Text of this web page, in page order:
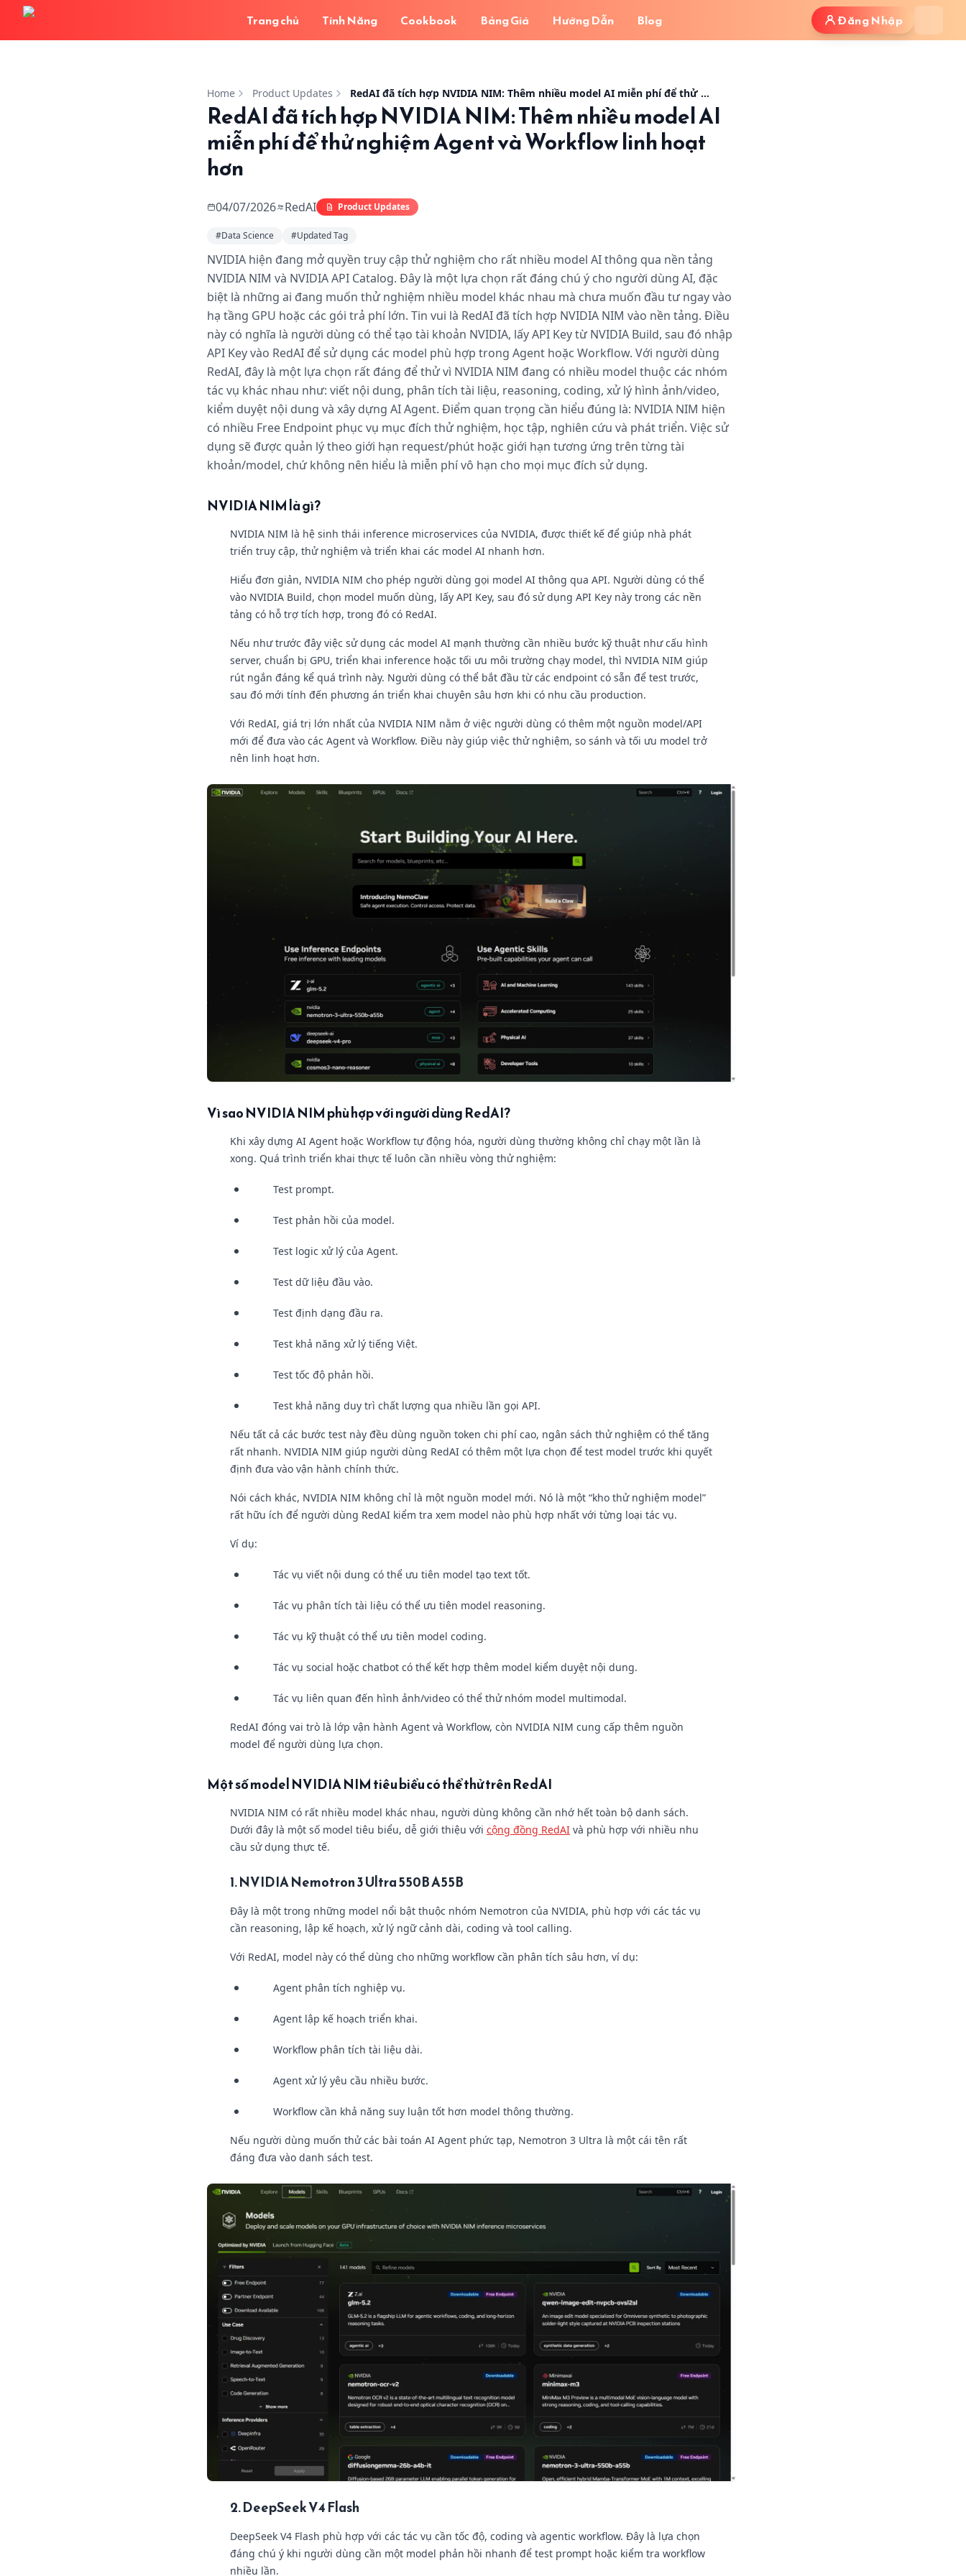
Trang chủ Tính Năng Cookbook Bảng Giá Hướng Dẫn Blog Đăng Nhập
Home Product Updates RedAI đã tích hợp NVIDIA NIM: Thêm nhiều model AI miễn phí để thử nghiệm Agent và Workflow linh hoạt hơn
RedAI đã tích hợp NVIDIA NIM: Thêm nhiều model AI
miễn phí để thử nghiệm Agent và Workflow linh hoạt
hơn
04/07/2026 RedAI Product Updates
#Data Science #Updated Tag
NVIDIA hiện đang mở quyền truy cập thử nghiệm cho rất nhiều model AI thông qua nền tảng
NVIDIA NIM và NVIDIA API Catalog. Đây là một lựa chọn rất đáng chú ý cho người dùng AI, đặc
biệt là những ai đang muốn thử nghiệm nhiều model khác nhau mà chưa muốn đầu tư ngay vào
hạ tầng GPU hoặc các gói trả phí lớn. Tin vui là RedAI đã tích hợp NVIDIA NIM vào nền tảng. Điều
này có nghĩa là người dùng có thể tạo tài khoản NVIDIA, lấy API Key từ NVIDIA Build, sau đó nhập
API Key vào RedAI để sử dụng các model phù hợp trong Agent hoặc Workflow. Với người dùng
RedAI, đây là một lựa chọn rất đáng để thử vì NVIDIA NIM đang có nhiều model thuộc các nhóm
tác vụ khác nhau như: viết nội dung, phân tích tài liệu, reasoning, coding, xử lý hình ảnh/video,
kiểm duyệt nội dung và xây dựng AI Agent. Điểm quan trọng cần hiểu đúng là: NVIDIA NIM hiện
có nhiều Free Endpoint phục vụ mục đích thử nghiệm, học tập, nghiên cứu và phát triển. Việc sử
dụng sẽ được quản lý theo giới hạn request/phút hoặc giới hạn tương ứng trên từng tài
khoản/model, chứ không nên hiểu là miễn phí vô hạn cho mọi mục đích sử dụng.
NVIDIA NIM là gì?
NVIDIA NIM là hệ sinh thái inference microservices của NVIDIA, được thiết kế để giúp nhà phát
triển truy cập, thử nghiệm và triển khai các model AI nhanh hơn.
Hiểu đơn giản, NVIDIA NIM cho phép người dùng gọi model AI thông qua API. Người dùng có thể
vào NVIDIA Build, chọn model muốn dùng, lấy API Key, sau đó sử dụng API Key này trong các nền
tảng có hỗ trợ tích hợp, trong đó có RedAI.
Nếu như trước đây việc sử dụng các model AI mạnh thường cần nhiều bước kỹ thuật như cấu hình
server, chuẩn bị GPU, triển khai inference hoặc tối ưu môi trường chạy model, thì NVIDIA NIM giúp
rút ngắn đáng kể quá trình này. Người dùng có thể bắt đầu từ các endpoint có sẵn để test trước,
sau đó mới tính đến phương án triển khai chuyên sâu hơn khi có nhu cầu production.
Với RedAI, giá trị lớn nhất của NVIDIA NIM nằm ở việc người dùng có thêm một nguồn model/API
mới để đưa vào các Agent và Workflow. Điều này giúp việc thử nghiệm, so sánh và tối ưu model trở
nên linh hoạt hơn.
Vì sao NVIDIA NIM phù hợp với người dùng RedAI?
Khi xây dựng AI Agent hoặc Workflow tự động hóa, người dùng thường không chỉ chạy một lần là
xong. Quá trình triển khai thực tế luôn cần nhiều vòng thử nghiệm:
Test prompt.
Test phản hồi của model.
Test logic xử lý của Agent.
Test dữ liệu đầu vào.
Test định dạng đầu ra.
Test khả năng xử lý tiếng Việt.
Test tốc độ phản hồi.
Test khả năng duy trì chất lượng qua nhiều lần gọi API.
Nếu tất cả các bước test này đều dùng nguồn token chi phí cao, ngân sách thử nghiệm có thể tăng
rất nhanh. NVIDIA NIM giúp người dùng RedAI có thêm một lựa chọn để test model trước khi quyết
định đưa vào vận hành chính thức.
Nói cách khác, NVIDIA NIM không chỉ là một nguồn model mới. Nó là một “kho thử nghiệm model”
rất hữu ích để người dùng RedAI kiểm tra xem model nào phù hợp nhất với từng loại tác vụ.
Ví dụ:
Tác vụ viết nội dung có thể ưu tiên model tạo text tốt.
Tác vụ phân tích tài liệu có thể ưu tiên model reasoning.
Tác vụ kỹ thuật có thể ưu tiên model coding.
Tác vụ social hoặc chatbot có thể kết hợp thêm model kiểm duyệt nội dung.
Tác vụ liên quan đến hình ảnh/video có thể thử nhóm model multimodal.
RedAI đóng vai trò là lớp vận hành Agent và Workflow, còn NVIDIA NIM cung cấp thêm nguồn
model để người dùng lựa chọn.
Một số model NVIDIA NIM tiêu biểu có thể thử trên RedAI
NVIDIA NIM có rất nhiều model khác nhau, người dùng không cần nhớ hết toàn bộ danh sách.
Dưới đây là một số model tiêu biểu, dễ giới thiệu với cộng đồng RedAI và phù hợp với nhiều nhu
cầu sử dụng thực tế.
1. NVIDIA Nemotron 3 Ultra 550B A55B
Đây là một trong những model nổi bật thuộc nhóm Nemotron của NVIDIA, phù hợp với các tác vụ
cần reasoning, lập kế hoạch, xử lý ngữ cảnh dài, coding và tool calling.
Với RedAI, model này có thể dùng cho những workflow cần phân tích sâu hơn, ví dụ:
Agent phân tích nghiệp vụ.
Agent lập kế hoạch triển khai.
Workflow phân tích tài liệu dài.
Agent xử lý yêu cầu nhiều bước.
Workflow cần khả năng suy luận tốt hơn model thông thường.
Nếu người dùng muốn thử các bài toán AI Agent phức tạp, Nemotron 3 Ultra là một cái tên rất
đáng đưa vào danh sách test.
2. DeepSeek V4 Flash
DeepSeek V4 Flash phù hợp với các tác vụ cần tốc độ, coding và agentic workflow. Đây là lựa chọn
đáng chú ý khi người dùng cần một model phản hồi nhanh để test prompt hoặc kiểm tra workflow
nhiều lần.